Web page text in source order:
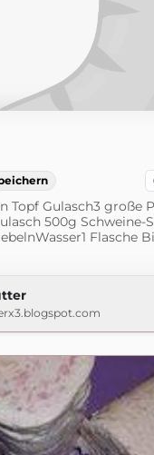
Topf Gulasch3 große
500g Schweine-
Flasche